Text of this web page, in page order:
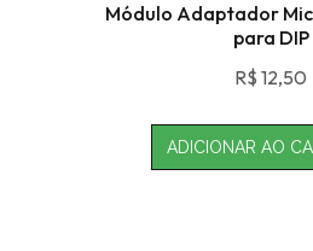
Módulo Adaptador
para DIP
R$ 12,50
ADICIONAR AO